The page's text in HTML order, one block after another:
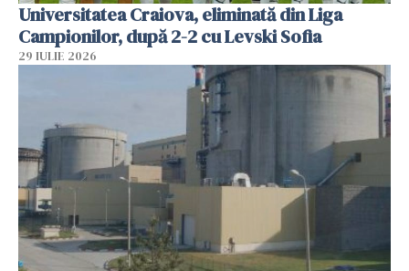
Universitatea Craiova, eliminată din Liga
Campionilor, după 2-2 cu Levski Sofia
29 IULIE 2026